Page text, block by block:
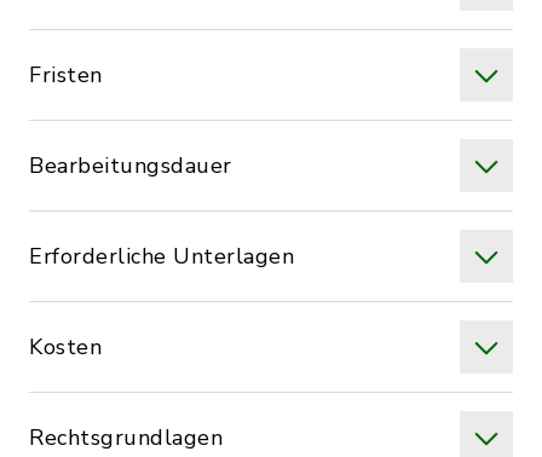
Fristen
Bearbeitungsdauer
Erforderliche Unterlagen
Kosten
Rechtsgrundlagen